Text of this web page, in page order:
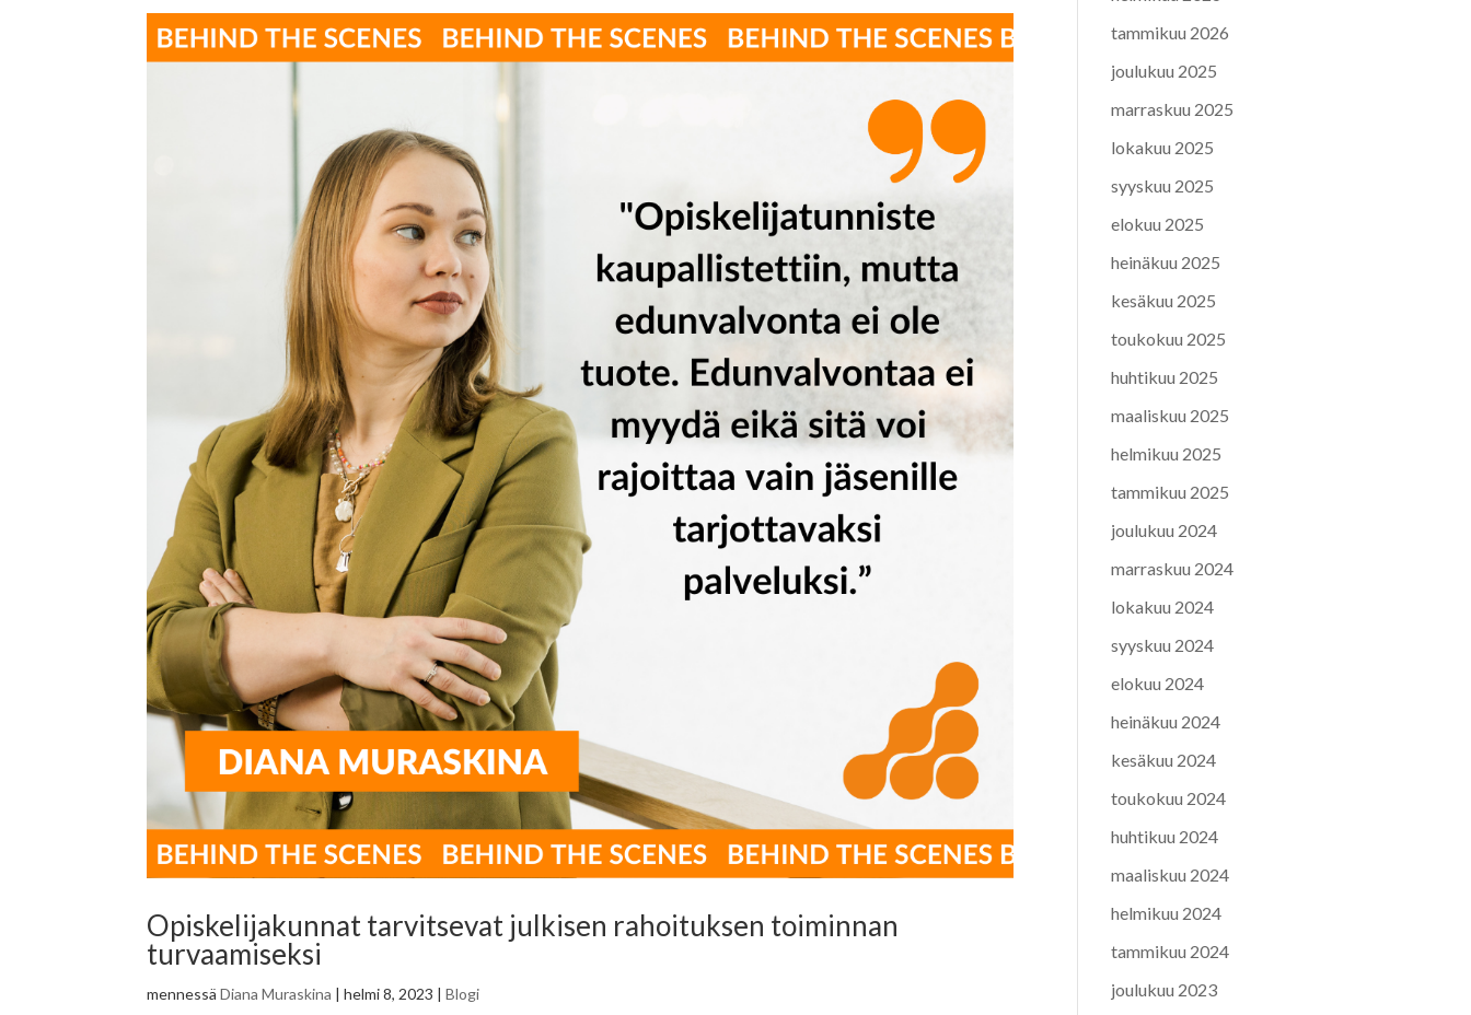
Opiskelijakunnat tarvitsevat julkisen rahoituksen toiminnan
turvaamiseksi
mennessäDiana Muraskina |helmi 8, 2023 |Blogi
tammikuu 2026
joulukuu 2025
marraskuu 2025
lokakuu 2025
syyskuu 2025
elokuu 2025
heinäkuu 2025
kesäkuu 2025
toukokuu 2025
huhtikuu 2025
maaliskuu 2025
helmikuu 2025
tammikuu 2025
joulukuu 2024
marraskuu 2024
lokakuu 2024
syyskuu 2024
elokuu 2024
heinäkuu 2024
kesäkuu 2024
toukokuu 2024
huhtikuu 2024
maaliskuu 2024
helmikuu 2024
tammikuu 2024
joulukuu 2023